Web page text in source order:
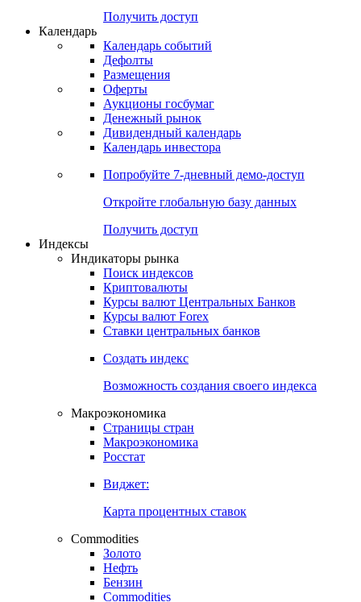
Получить доступ
Календарь
Календарь событий
Дефолты
Размещения
Оферты
Аукционы госбумаг
Денежный рынок
Дивидендный календарь
Календарь инвестора
Попробуйте 7-дневный демо-доступ
Откройте глобальную базу данных
Получить доступ
Индексы
Индикаторы рынка
Поиск индексов
Криптовалюты
Курсы валют Центральных Банков
Курсы валют Forex
Ставки центральных банков
Создать индекс
Возможность создания своего индекса
Макроэкономика
Страницы стран
Макроэкономика
Росстат
Виджет:
Карта процентных ставок
Commodities
Золото
Нефть
Бензин
Commodities